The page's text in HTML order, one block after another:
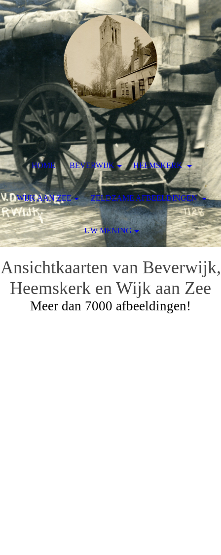
Ansichtkaarten van Beverwijk,
Heemskerk en Wijk aan Zee
Meer dan 7000 afbeeldingen!
HOME BEVERWIJK HEEMSKERK
WIJK AAN ZEE ZELDZAME AFBEELDINGEN
UW MENING